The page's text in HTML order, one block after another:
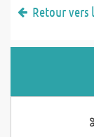
Retour